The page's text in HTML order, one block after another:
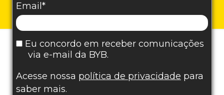
Email*
Eu concordo em receber comunicações
via e-mail da BYB.
Acesse nossa política de privacidade para
saber mais.